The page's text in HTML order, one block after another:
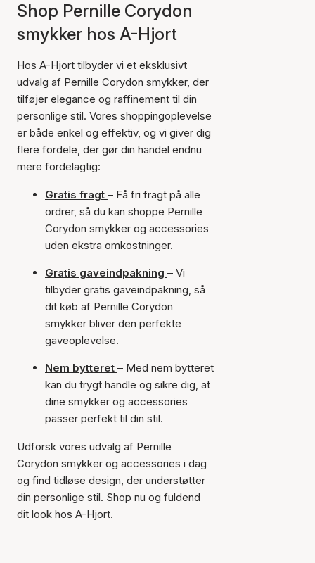
Shop Pernille Corydon
smykker hos A-Hjort
Hos A-Hjort tilbyder vi et eksklusivt
udvalg af Pernille Corydon smykker, der
tilføjer elegance og raffinement til din
personlige stil. Vores shoppingoplevelse
er både enkel og effektiv, og vi giver dig
flere fordele, der gør din handel endnu
mere fordelagtig:
Gratis fragt – Få fri fragt på alle
ordrer, så du kan shoppe Pernille
Corydon smykker og accessories
uden ekstra omkostninger.
Gratis gaveindpakning – Vi
tilbyder gratis gaveindpakning, så
dit køb af Pernille Corydon
smykker bliver den perfekte
gaveoplevelse.
Nem bytteret – Med nem bytteret
kan du trygt handle og sikre dig, at
dine smykker og accessories
passer perfekt til din stil.
Udforsk vores udvalg af Pernille
Corydon smykker og accessories i dag
og find tidløse design, der understøtter
din personlige stil. Shop nu og fuldend
dit look hos A-Hjort.